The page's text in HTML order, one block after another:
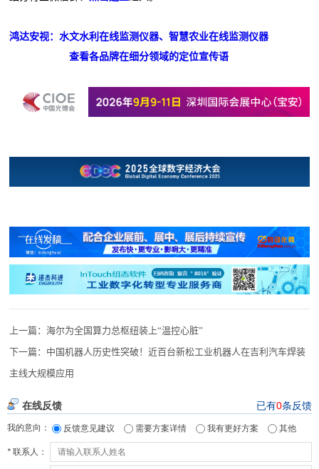
鸿达安视：水文水利在线监测仪器、智慧农业在线监测仪器
查看各品牌在细分领域的定位宣传语
上一篇： 海尔为全国算力总枢纽装上“温控心脏”
下一篇： 中国机器人历史性突破！近百台新松工业机器人在吉利汽车焊装
主线大规模应用